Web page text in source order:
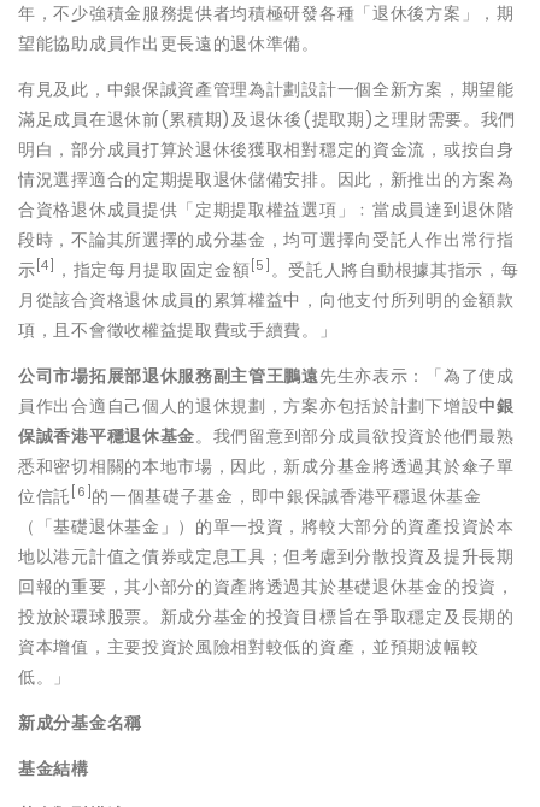
年，不少強積金服務提供者均積極研發各種「退休後方案」，期
望能協助成員作出更長遠的退休準備。
有見及此，中銀保誠資產管理為計劃設計一個全新方案，期望能
滿足成員在退休前(累積期)及退休後(提取期)之理財需要。我們
明白，部分成員打算於退休後獲取相對穩定的資金流，或按自身
情況選擇適合的定期提取退休儲備安排。因此，新推出的方案為
合資格退休成員提供「定期提取權益選項」﹕當成員達到退休階
段時，不論其所選擇的成分基金，均可選擇向受託人作出常行指
示 [4] ，指定每月提取固定金額 [5] 。受託人將自動根據其指示，每
月從該合資格退休成員的累算權益中，向他支付所列明的金額款
項，且不會徵收權益提取費或手續費。」
公司市場拓展部退休服務副主管王鵬遠先生亦表示：「為了使成
員作出合適自己個人的退休規劃，方案亦包括於計劃下增設中銀
保誠香港平穩退休基金。我們留意到部分成員欲投資於他們最熟
悉和密切相關的本地市場，因此，新成分基金將透過其於傘子單
位信託 [6] 的一個基礎子基金，即中銀保誠香港平穩退休基金
（「基礎退休基金」）的單一投資，將較大部分的資產投資於本
地以港元計值之債券或定息工具；但考慮到分散投資及提升長期
回報的重要，其小部分的資產將透過其於基礎退休基金的投資，
投放於環球股票。新成分基金的投資目標旨在爭取穩定及長期的
資本增值，主要投資於風險相對較低的資產，並預期波幅較
低。」
新成分基金名稱
基金結構